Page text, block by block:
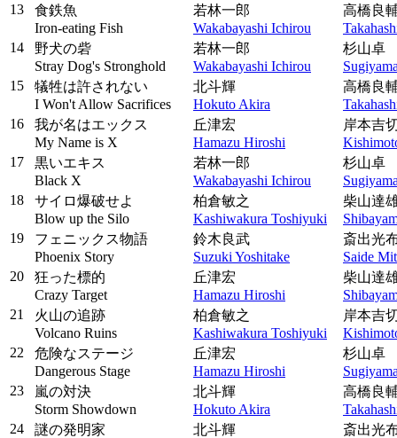
13
食鉄魚
Iron-eating Fish
若林一郎
Wakabayashi Ichirou
高橋良
14
野犬の砦
Stray Dog's Stronghold
若林一郎
Wakabayashi Ichirou
杉山卓
15
犠牲は許されない
I Won't Allow Sacrifices
北斗輝
Hokuto Akira
高橋良
16
我が名はエックス
My Name is X
丘津宏
Hamazu Hiroshi
岸本吉
17
黒いエキス
Black X
若林一郎
Wakabayashi Ichirou
杉山卓
18
サイロ爆破せよ
Blow up the Silo
柏倉敏之
Kashiwakura Toshiyuki
柴山達
19
フェニックス物語
Phoenix Story
鈴木良武
Suzuki Yoshitake
斎出光
Saide
20
狂った標的
Crazy Target
丘津宏
Hamazu Hiroshi
柴山達
21
火山の追跡
Volcano Ruins
柏倉敏之
Kashiwakura Toshiyuki
岸本吉
22
危険なステージ
Dangerous Stage
丘津宏
Hamazu Hiroshi
杉山卓
23
嵐の対決
Storm Showdown
北斗輝
Hokuto Akira
高橋良
24
謎の発明家
北斗輝
斎出光